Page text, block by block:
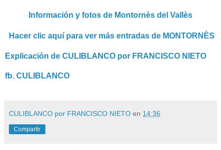
Información y fotos de Montornès del Vallès
Hacer clic aquí para ver más entradas de MONTORNÈS
Explicación de CULIBLANCO por FRANCISCO NIETO
fb. CULIBLANCO
CULIBLANCO por FRANCISCO NIETO en 14:36
Compartir